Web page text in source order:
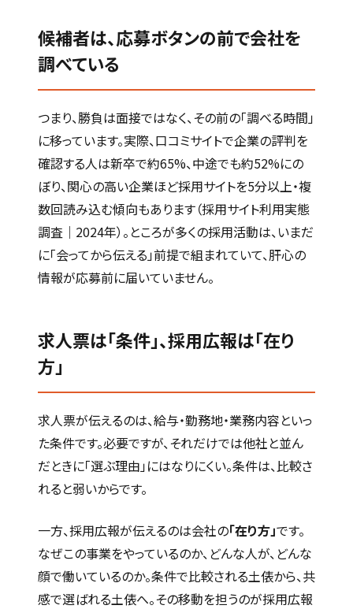
候補者は、応募ボタンの前で会社を
調べている
つまり、勝負は面接ではなく、その前の「調べる時間」
に移っています。実際、口コミサイトで企業の評判を
確認する人は新卒で約65%、中途でも約52%にの
ぼり、関心の高い企業ほど採用サイトを5分以上・複
数回読み込む傾向もあります（採用サイト利用実態
調査｜2024年）。ところが多くの採用活動は、いまだ
に「会ってから伝える」前提で組まれていて、肝心の
情報が応募前に届いていません。
求人票は「条件」、採用広報は「在り
方」
求人票が伝えるのは、給与・勤務地・業務内容といっ
た条件です。必要ですが、それだけでは他社と並ん
だときに「選ぶ理由」にはなりにくい。条件は、比較さ
れると弱いからです。
一方、採用広報が伝えるのは会社の「在り方」です。
なぜこの事業をやっているのか、どんな人が、どんな
顔で働いているのか。条件で比較される土俵から、共
感で選ばれる土俵へ。その移動を担うのが採用広報